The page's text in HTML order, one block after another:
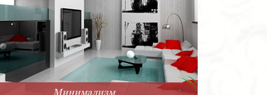
Минимализм